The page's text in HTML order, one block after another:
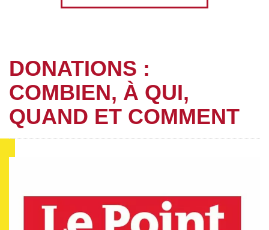
DONATIONS :
COMBIEN, À QUI,
QUAND ET COMMENT